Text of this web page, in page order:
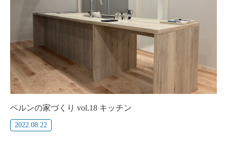
ベルンの家づくり vol.18 キッチン
2022.08.22